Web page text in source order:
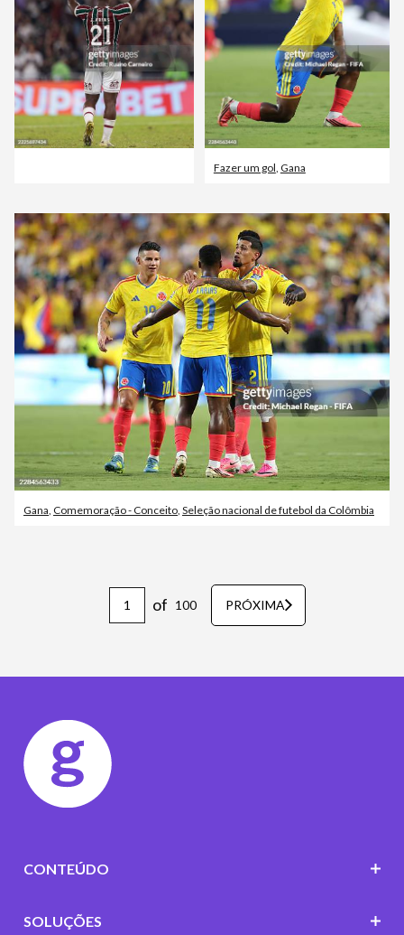
Fazer um gol, Gana
Gana Comemoração - Conceito Seleção nacional de futebol da Colômbia
of 100 PRÓXIMA
CONTEÚDO
SOLUÇÕES